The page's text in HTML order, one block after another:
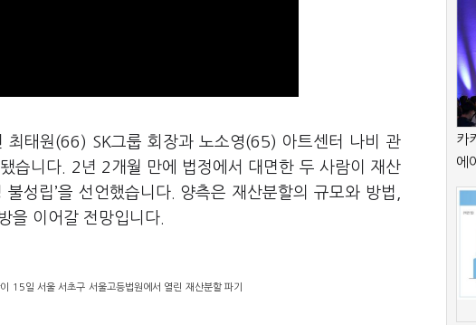
최태원(66) SK그룹 회장과 노소영(65) 아트센터 나비 관
습니다. 2년 2개월 만에 법정에서 대면한 두 사람이 재산
성립’을 선언했습니다. 양측은 재산분할의 규모와 방법,
을 이어갈 전망입니다.
15일 서울 서초구 서울고등법원에서 열린 재산분할 파기
카
에